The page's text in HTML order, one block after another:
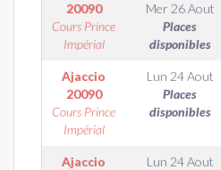
20090
Cours Prince
Impérial
Mer 26 Aout
Places
disponibles
Ajaccio
20090
Cours Prince
Impérial
Lun 24 Aout
Places
disponibles
Ajaccio
Lun 24 Aout